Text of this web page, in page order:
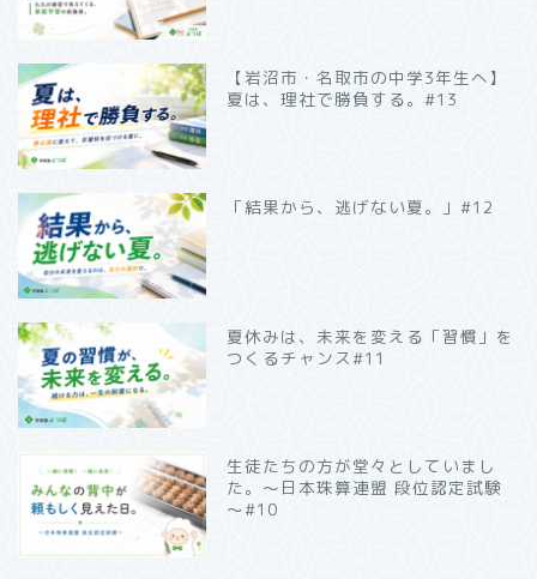
【岩沼市・名取市の中学3年生へ】
夏は、理社で勝負する。#13
「結果から、逃げない夏。」#12
夏休みは、未来を変える「習慣」を
つくるチャンス#11
生徒たちの方が堂々としていまし
た。～日本珠算連盟 段位認定試験
～#10